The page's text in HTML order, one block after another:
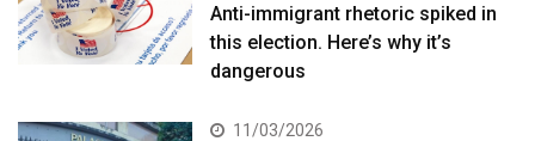
Anti-immigrant rhetoric spiked in
this election. Here’s why it’s
dangerous
11/03/2026